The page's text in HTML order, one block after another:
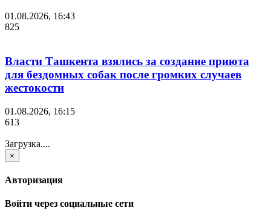
01.08.2026, 16:43
825
Власти Ташкента взялись за создание приюта
для бездомных собак после громких случаев
жестокости
01.08.2026, 16:15
613
Загрузка....
×
Авторизация
Войти через социальные сети